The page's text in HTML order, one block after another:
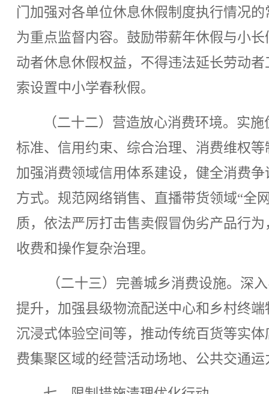
门加强对各单位休息休假制度执行情况
为重点监督内容。鼓励带薪年休假与小
动者休息休假权益，不得违法延长劳动
索设置中小学春秋假。
（二十二）营造放心消费环境。实
标准、信用约束、综合治理、消费维权
加强消费领域信用体系建设，健全消费
方式。规范网络销售、直播带货领域“全
质，依法严厉打击售卖假冒伪劣产品行
收费和操作复杂治理。
（二十三）完善城乡消费设施。深
提升，加强县级物流配送中心和乡村终
沉浸式体验空间等，推动传统百货等实
费集聚区域的经营活动场地、公共交通